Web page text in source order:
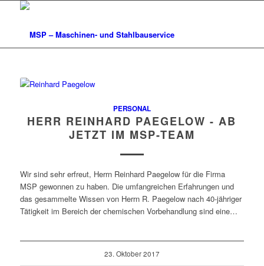
PERSONAL
HERR REINHARD PAEGELOW - AB
JETZT IM MSP-TEAM
Wir sind sehr erfreut, Herrn Reinhard Paegelow für die Firma
MSP gewonnen zu haben. Die umfangreichen Erfahrungen und
das gesammelte Wissen von Herrn R. Paegelow nach 40-jähriger
Tätigkeit im Bereich der chemischen Vorbehandlung sind eine…
23. Oktober 2017